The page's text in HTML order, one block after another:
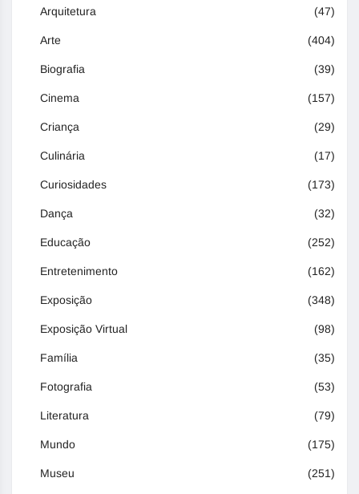
Arquitetura (47)
Arte (404)
Biografia (39)
Cinema (157)
Criança (29)
Culinária (17)
Curiosidades (173)
Dança (32)
Educação (252)
Entretenimento (162)
Exposição (348)
Exposição Virtual (98)
Família (35)
Fotografia (53)
Literatura (79)
Mundo (175)
Museu (251)